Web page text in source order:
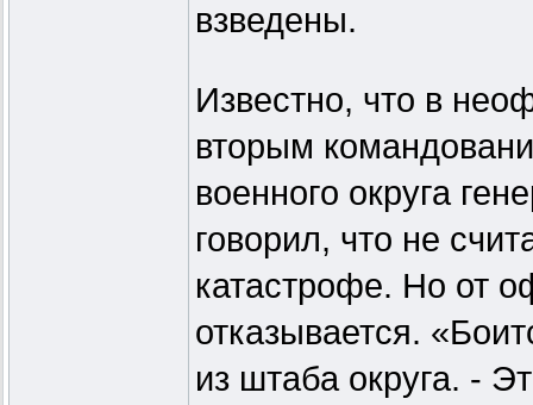
взведены.
Известно, что в
вторым
военного округа
говорил, что не
катастрофе. Но от
отказывается.
из штаба округа. -